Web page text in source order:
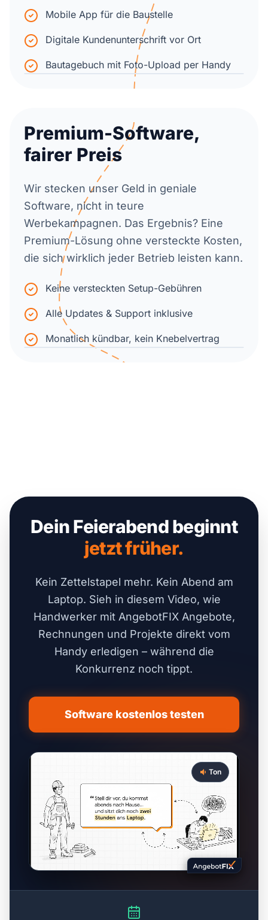
Mobile App für die Baustelle
Digitale Kundenunterschrift vor Ort
Bautagebuch mit Foto-Upload per Handy
Premium-Software,
fairer Preis
Wir stecken unser Geld in geniale
Software, nicht in teure
Werbekampagnen. Das Ergebnis? Eine
Premium-Lösung ohne versteckte Kosten,
die sich wirklich jeder Betrieb leisten kann.
Keine versteckten Setup-Gebühren
Alle Updates & Support inklusive
Monatlich kündbar, kein Knebelvertrag
Dein Feierabend beginnt
jetzt früher.
Kein Zettelstapel mehr. Kein Abend am
Laptop. Sieh in diesem Video, wie
Handwerker mit AngebotFIX Angebote,
Rechnungen und Projekte direkt vom
Handy erledigen – während die
Konkurrenz noch tippt.
Software kostenlos testen
Ton